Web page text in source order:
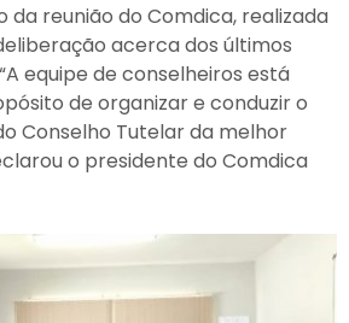
da reunião do Comdica, realizada
acerca dos últimos
equipe de conselheiros está
de organizar e conduzir o
Conselho Tutelar da melhor
o presidente do Comdica